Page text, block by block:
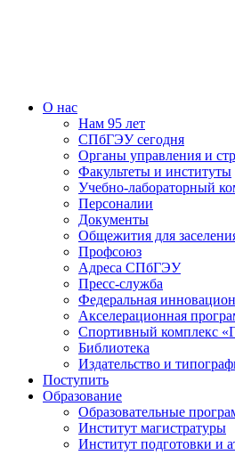
О нас
Нам 95 лет
СПбГЭУ сегодня
Органы управления и
Факультеты и институты
Учебно-лабораторный
Персоналии
Документы
Общежития для
Профсоюз
Адреса СПбГЭУ
Пресс-служба
Федеральная
Акселерационная
Спортивный комплекс
Библиотека
Издательство и
Поступить
Образование
Образовательные
Институт магистратуры
Институт подготовки и